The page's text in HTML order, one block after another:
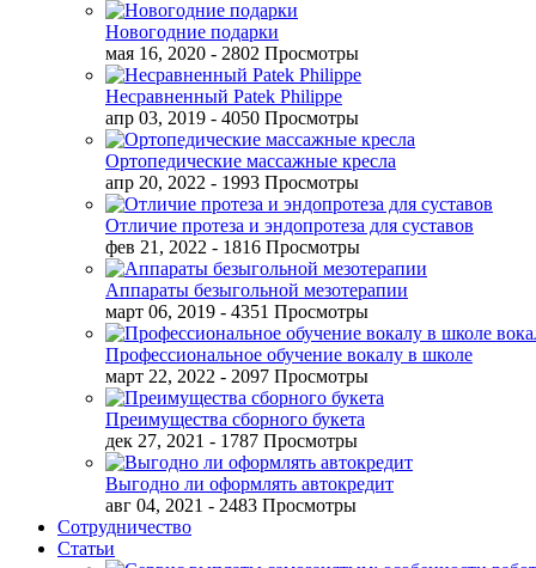
Новогодние подарки
мая 16, 2020 - 2802 Просмотры
Несравненный Patek Philippe
апр 03, 2019 - 4050 Просмотры
Ортопедические массажные кресла
апр 20, 2022 - 1993 Просмотры
Отличие протеза и эндопротеза для суставов
фев 21, 2022 - 1816 Просмотры
Аппараты безыгольной мезотерапии
март 06, 2019 - 4351 Просмотры
Профессиональное обучение вокалу в школе
март 22, 2022 - 2097 Просмотры
Преимущества сборного букета
дек 27, 2021 - 1787 Просмотры
Выгодно ли оформлять автокредит
авг 04, 2021 - 2483 Просмотры
Сотрудничество
Статьи